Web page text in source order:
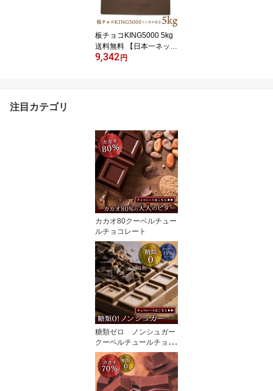
植物油脂不使用 ダイエッ
ト お菓子 おやつ スイー
ツ 非常食【ラッピング不
可】
板チョコKING5000 5kg
送料無料 【日本一ネット
認定】 巨大チョコ おも
9,342 円
注目カテゴリ
カカオ80クーベルチュー
ルチョコレート
糖類ゼロ ノンシュガー
クーベルチュールチョコ
レート